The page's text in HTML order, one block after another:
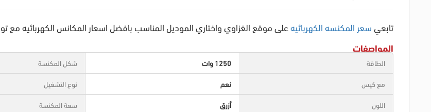
تابعي سعر المكنسه الكهربائيهعلى موقع الغزاوي واختاري الموديل المناسب بافضل اسعار المكانس الكهربائيه
المواصفات
الطاقة 1250 وات شكل المكنسة
مع كيس
نعم نوع التشغيل
اللون
أزرق سعة المكنسة